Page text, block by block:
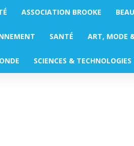
ASSOCIATION BROOKE
SANTÉ ART, MODE
SCIENCES & TECHNOLOGIES